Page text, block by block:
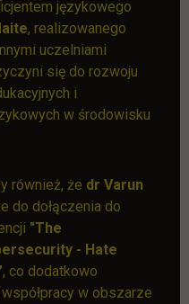
językowego
, realizowanego
uczelniami
się do rozwoju
i
w środowisku
również, że dr Varun
do dołączenia do
"The
- Hate
, co dodatkowo
w obszarze